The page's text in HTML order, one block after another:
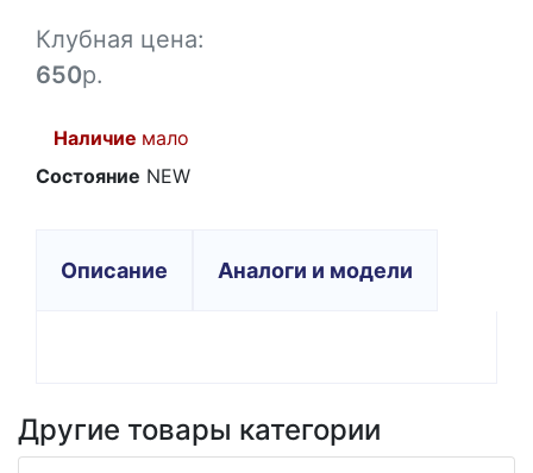
Клубная цена:
650р.
Наличие мало
Состояние NEW
Описание Аналоги и модели
Другие товары категории